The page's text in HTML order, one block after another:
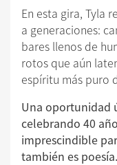
En esta gira, Tyla
a generaciones:
bares llenos de
rotos que aún
espíritu más puro
Una oportunidad
celebrando 40
imprescindible
también es poesía.